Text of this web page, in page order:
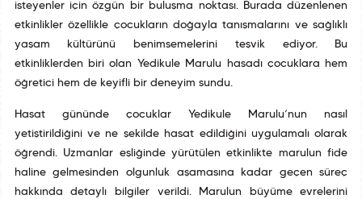
isteyenler için özgün bir buluşma noktası. Burada düzenlenen
etkinlikler özellikle çocukların doğayla tanışmalarını ve sağlıklı
yaşam kültürünü benimsemelerini teşvik ediyor. Bu
etkinliklerden biri olan Yedikule Marulu hasadı çocuklara hem
öğretici hem de keyifli bir deneyim sundu.
Hasat gününde çocuklar Yedikule Marulu’nun nasıl
yetiştirildiğini ve ne şekilde hasat edildiğini uygulamalı olarak
öğrendi. Uzmanlar eşliğinde yürütülen etkinlikte marulun fide
haline gelmesinden olgunluk aşamasına kadar geçen süreç
hakkında detaylı bilgiler verildi. Marulun büyüme evrelerini